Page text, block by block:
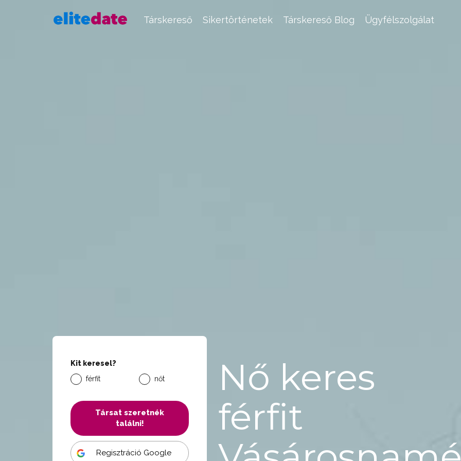
Társkereső Sikertörténetek Társkereső Blog Ügyfélszolgálat
Kit keresel?
férfit
nőt
Társat szeretnék
találni!
Regisztráció Google
Nő keres
férfit